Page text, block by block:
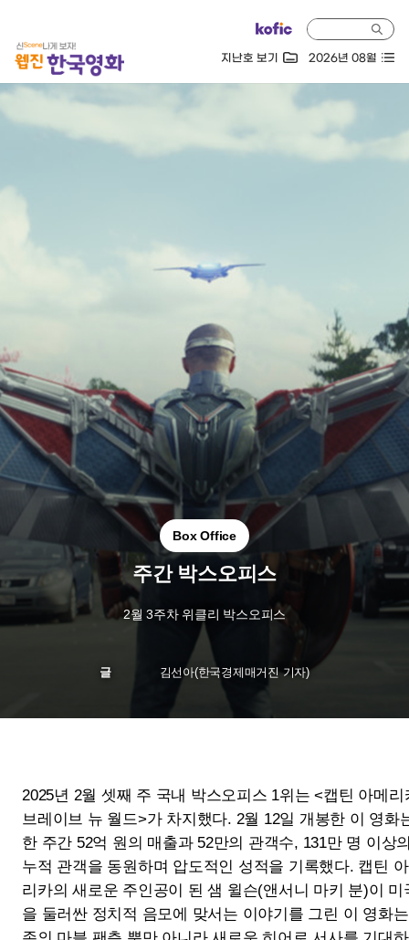
지난호 보기 2026년 08월
Box Office
주간 박스오피스
2월 3주차 위클리 박스오피스
김선아(한국경제매거진 기자)
2025년 2월 셋째 주 국내 박스오피스 1위는 <캡틴 아메리카:
브레이브 뉴 월드>가 차지했다. 2월 12일 개봉한 이 영화는
누적 관객을 동원하며 압도적인 성적을 기록했다. 캡틴 아메
관객들에게도 주목받고 있다.
한국 애니메이션 <퇴마록>이 2위를 차지했다. 2월 21일 개봉
이후 10억6천만 원의 매출과 11만 명의 관객 수를 기록했다.
국내 오컬트 판타지 소설의 대표적인 IP 중 하나인 <퇴마록>
시리즈를 기반으로 한 이 영화는 강렬한 액션과 미스터리한
분위기로 많은 기대를 모았다. 특히 원작의 스토리를 현대적
으로 재해석하며 새로운 세대의 관객들에게도 어필하는 모습